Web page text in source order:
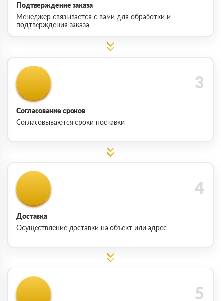
Подтверждение заказа
Менеджер связывается с вами для обработки и
подтверждения заказа
Согласование сроков
Согласовываются сроки поставки
Доставка
Осуществление доставки на объект или адрес